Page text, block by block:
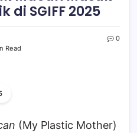
di SGIFF 2025
Read
0
(My Plastic Mother)